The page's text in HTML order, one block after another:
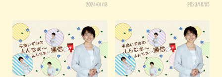
2024/01/18 2023/10/05